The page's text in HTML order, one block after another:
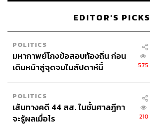
EDITOR'S PICKS
POLITICS
มหากาพย์โกงข้อสอบท้องถิ่น ก่อน
เดินหน้าสู่จุดจบในสัปดาห์นี้
575
POLITICS
เส้นทางคดี 44 สส. ในชั้นศาลฎีกา
จะรู้ผลเมื่อไร
210